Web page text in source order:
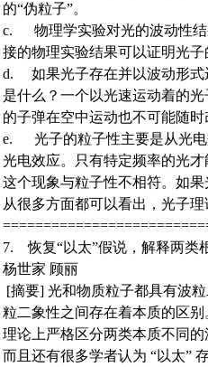
的“伪粒子”。
c. 物理学实验对光的波动性结
接的物理实验结果可以证明光子
d. 如果光子存在并以波动形式
是什么？一个以光速运动着的
的子弹在空中运动也不可能随时
e. 光子的粒子性主要是从光电
光电效应。只有特定频率的光
这个现象与粒子性不相符。如
从很多方面都可以看出，光子
7. 恢复“以太”假说，解释两类
杨世家 顾丽
[摘要] 光和物质粒子都具有波
粒二象性之间存在着本质的区
理论上严格区分两类本质不同
而且还有很多学者认为 “以太”